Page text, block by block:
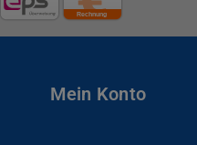
Mein Konto